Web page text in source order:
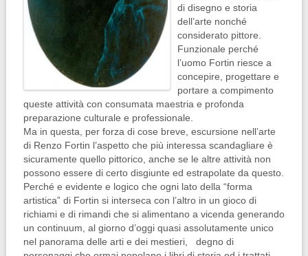
di disegno e storia
dell’arte nonché
considerato pittore.
Funzionale perché
l’uomo Fortin riesce a
concepire, progettare e
portare a compimento
queste attività con consumata maestria e profonda
preparazione culturale e professionale.
Ma in questa, per forza di cose breve, escursione nell’arte
di Renzo Fortin l’aspetto che più interessa scandagliare è
sicuramente quello pittorico, anche se le altre attività non
possono essere di certo disgiunte ed estrapolate da questo.
Perché e evidente e logico che ogni lato della “forma
artistica” di Fortin si interseca con l’altro in un gioco di
richiami e di rimandi che si alimentano a vicenda generando
un continuum, al giorno d’oggi quasi assolutamente unico
nel panorama delle arti e dei mestieri, degno di